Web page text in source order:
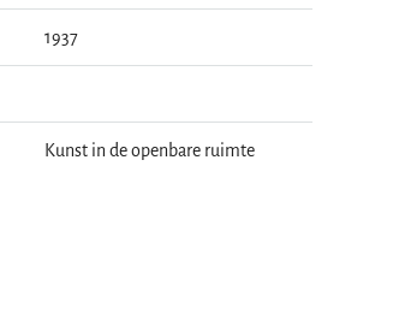
1937
Kunst in de openbare ruimte